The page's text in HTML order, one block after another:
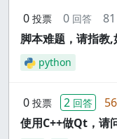
0 投票 0 回答 81
脚本难题，请指教
python
0 投票 2 回答
使用C++做Qt，请